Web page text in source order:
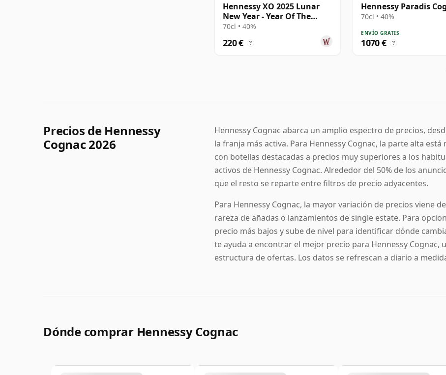
Hennessy XO 2025 Lunar
New Year - Year Of The
Snake Cognac
70cl • 40%
220 € ?
Hennessy Paradis
70cl • 40%
ENVÍO GRATIS
1070 € ?
Precios de Hennessy
Cognac 2026
Hennessy Cognac abarca un amplio espectro de precios,
la franja más activa. Para Hennessy Cognac, la parte alta
con botellas destacadas a precios muy superiores a los
activos de Hennessy Cognac. Alrededor del 50% de los
que el resto se reparte entre filtros de precio adyacentes.
Para Hennessy Cognac, la mayor variación de precios viene
rareza de añadas o lanzamientos de single estate. Para
precio más bajos y sube de nivel para identificar dónde
te ayuda a encontrar el mejor precio para Hennessy Cognac,
estructura de ofertas. Los datos se refrescan a diario a
Dónde comprar Hennessy Cognac